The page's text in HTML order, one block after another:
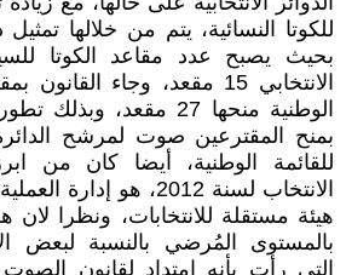
للكوتا النسائية، يتم من خلالها تمثيل
بحيث يصبح عدد مقاعد الكوتا
الانتخابي 15 مقعد، وجاء
الوطنية منحها 27 مقعد،
بمنح المقترعين صوت لمرشح
للقائمة الوطنية، أيضا كان من
الانتخاب لسنة 2012، هو
هيئة مستقلة للانتخابات، ونظرا لان
بالمستوى المُرضي بالنسبة لبعض
التي رأت بأنه امتداد لقانون